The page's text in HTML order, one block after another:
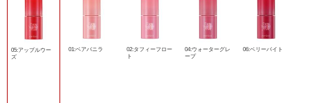
05:アップルウー
ズ
01:ベアバニラ
02:タフィーフロー
ト
04:ウォーターグレ
ープ
06:ベリーバイト